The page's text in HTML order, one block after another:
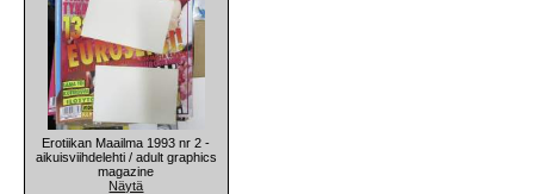
Erotiikan Maailma 1993 nr 2 -
aikuisviihdelehti / adult graphics
magazine
Näytä